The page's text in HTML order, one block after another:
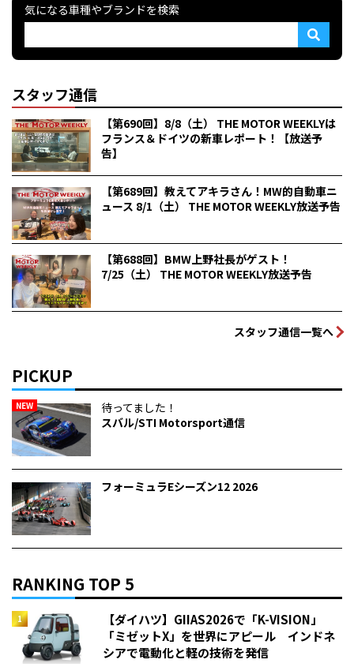
気になる車種やブランドを検索
スタッフ通信
【第690回】8/8（土） THE MOTOR WEEKLYは
フランス＆ドイツの新車レポート！【放送予
告】
【第689回】教えてアキラさん！MW的自動車ニ
ュース 8/1（土） THE MOTOR WEEKLY放送予告
【第688回】BMW上野社長がゲスト！
7/25（土） THE MOTOR WEEKLY放送予告
スタッフ通信一覧へ
PICKUP
NEW
待ってました！
スバル/STI Motorsport通信
フォーミュラEシーズン12 2026
RANKING TOP 5
【ダイハツ】GIIAS2026で「K-VISION」
「ミゼットX」を世界にアピール インドネ
シアで電動化と軽の技術を発信